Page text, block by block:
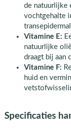
de natuurlijke
vochtgehalte
Vitamine E:
natuurlijke
draagt bij aan
Vitamine F:
huid en
Specificaties